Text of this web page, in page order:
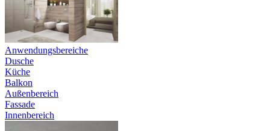
Anwendungsbereiche
Dusche
Küche
Balkon
Außenbereich
Fassade
Innenbereich